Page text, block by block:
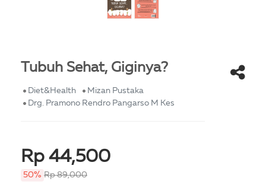
Tubuh Sehat, Giginya?
Diet&Health
Mizan Pustaka
Drg. Pramono Rendro Pangarso M Kes
Rp 44,500
50% Rp 89,000